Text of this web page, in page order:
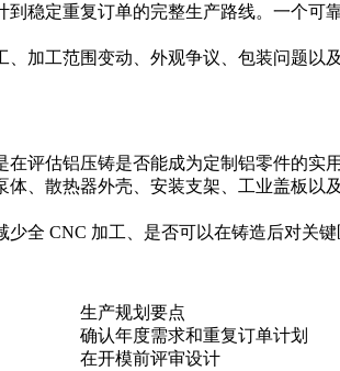
稳定重复订单的完整生产路线。一个
加工范围变动、外观争议、包装问题
评估铝压铸是否能成为定制铝零件的实
体、散热器外壳、安装支架、工业盖板
全 CNC 加工、是否可以在铸造后对关
生产规划要点
确认年度需求和重复订单计划
在开模前评审设计